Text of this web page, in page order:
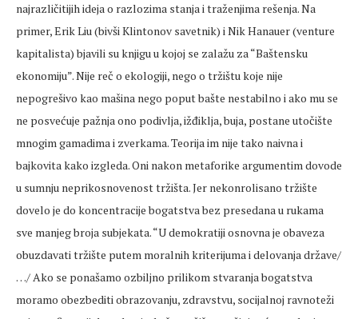
najrazličitijih ideja o razlozima stanja i traženjima rešenja. Na
primer, Erik Liu (bivši Klintonov savetnik) i Nik Hanauer (venture
kapitalista) bjavili su knjigu u kojoj se zalažu za “Baštensku
ekonomiju”. Nije reč o ekologiji, nego o tržištu koje nije
nepogrešivo kao mašina nego poput bašte nestabilno i ako mu se
ne posvećuje pažnja ono podivlja, ižđiklja, buja, postane utočište
mnogim gamadima i zverkama. Teorija im nije tako naivna i
bajkovita kako izgleda. Oni nakon metaforike argumentim dovode
u sumnju neprikosnovenost tržišta. Jer nekonrolisano tržište
dovelo je do koncentracije bogatstva bez presedana u rukama
sve manjeg broja subjekata. “U demokratiji osnovna je obaveza
obuzdavati tržište putem moralnih kriterijuma i delovanja države/
…/ Ako se ponašamo ozbiljno prilikom stvaranja bogatstva
moramo obezbediti obrazovanju, zdravstvu, socijalnoj ravnoteži